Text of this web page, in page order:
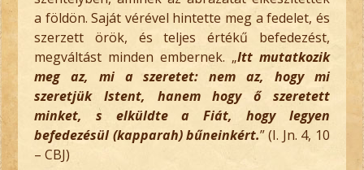
a földön. Saját vérével hintette meg a fedelet, és
szerzett örök, és teljes értékű befedezést,
megváltást minden embernek. „Itt mutatkozik
meg az, mi a szeretet: nem az, hogy mi
szeretjük Istent, hanem hogy ő szeretett
minket, s elküldte a Fiát, hogy legyen
befedezésül (kapparah) bűneinkért.” (I. Jn. 4, 10
– CBJ)